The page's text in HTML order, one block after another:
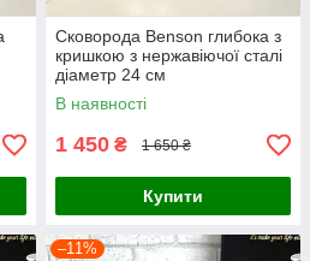
Сковорода Benson глибока з
кришкою з нержавіючої сталі
діаметр 24 см
В наявності
1 450 ₴ 1 650 ₴
Купити
–11%